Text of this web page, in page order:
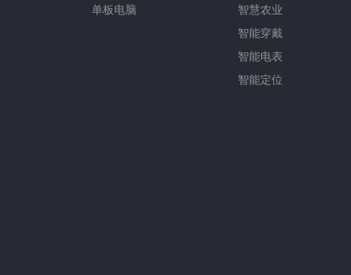
单板电脑
智慧农业
智能穿戴
智能电表
智能定位